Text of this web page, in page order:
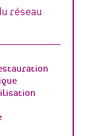
réseau